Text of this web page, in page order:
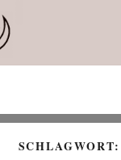
Inhalt
springen